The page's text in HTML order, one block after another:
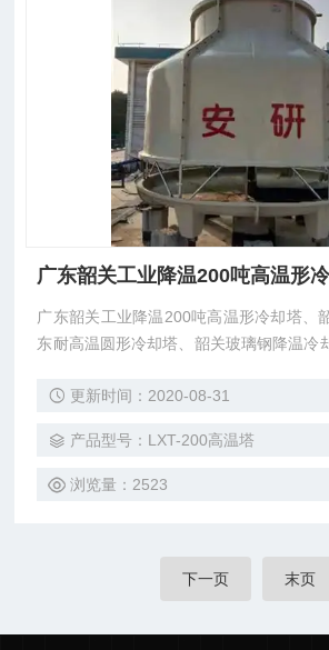
广东韶关工业降温200吨高温形
广东韶关工业降温200吨高温形冷却塔、
东耐高温圆形冷却塔、韶关玻璃钢降温冷
合作。更新时间：2020-08-31
产品型号：LXT-200高温塔
浏览量：2523
下一页 末页